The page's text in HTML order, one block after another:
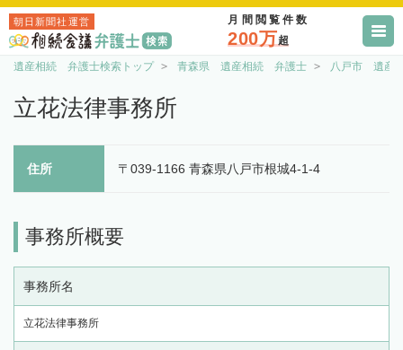
朝日新聞社運営 月間閲覧件数
200万超
遺産相続 弁護士検索トップ 青森県 遺産相続 弁護士 八戸市 遺産
立花法律事務所
住所 〒039-1166 青森県八戸市根城4-1-4
事務所概要
事務所名
立花法律事務所